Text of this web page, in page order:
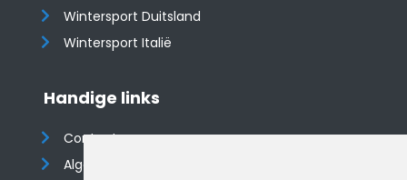
Wintersport Duitsland
Wintersport Italië
Handige links
Contact
Algemene voorwaarden